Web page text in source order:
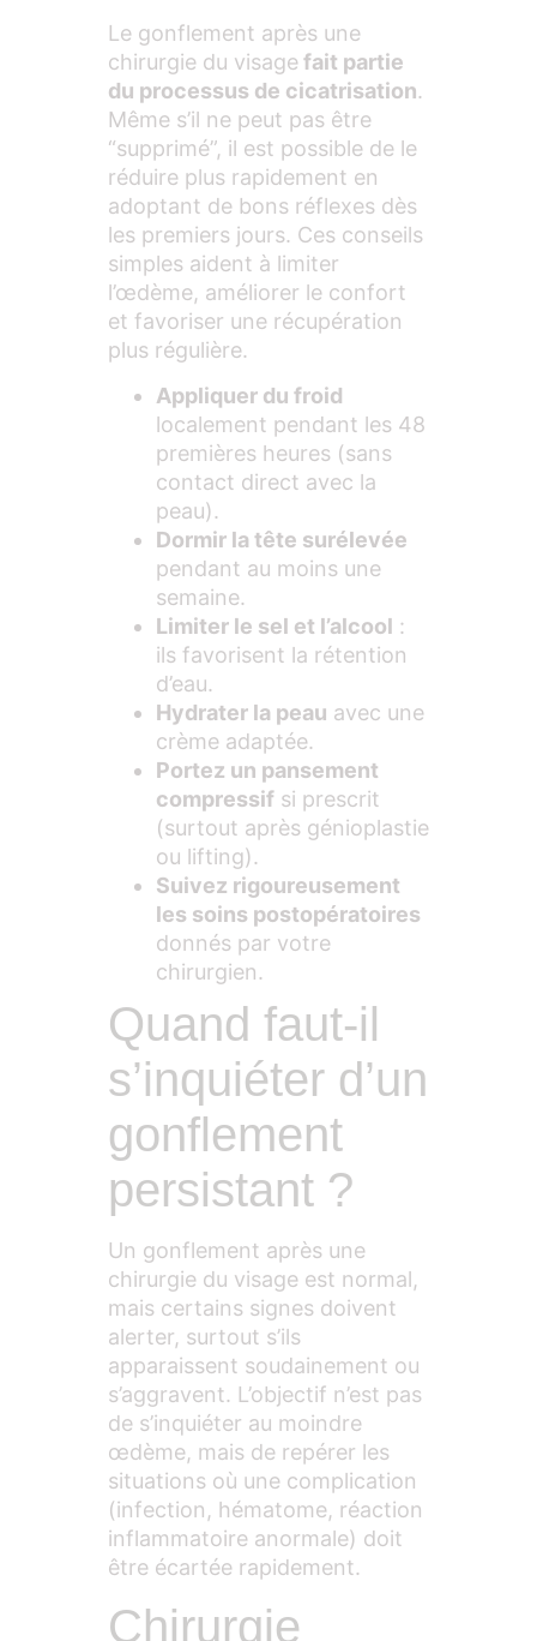
Le gonflement après une
chirurgie du visagefait partie
du processus de cicatrisation.
Même s’il ne peut pas être
“supprimé”, il est possible de le
réduire plus rapidement en
adoptant de bons réflexes dès
les premiers jours. Ces conseils
simples aident à limiter
l’œdème, améliorer le confort
et favoriser une récupération
plus régulière.
Appliquer du froid
localement pendant les 48
premières heures (sans
contact direct avec la
peau).
Dormir la tête surélevée
pendant au moins une
semaine.
Limiter le sel et l’alcool :
ils favorisent la rétention
d’eau.
Hydrater la peau avec une
crème adaptée.
Portez un pansement
compressif si prescrit
(surtout après génioplastie
ou lifting).
Suivez rigoureusement
les soins postopératoires
donnés par votre
chirurgien.
Quand faut-il
s’inquiéter d’un
gonflement
persistant ?
Un gonflement après une
chirurgie du visage est normal,
mais certains signes doivent
alerter, surtout s’ils
apparaissent soudainement ou
s’aggravent. L’objectif n’est pas
de s’inquiéter au moindre
œdème, mais de repérer les
situations où une complication
(infection, hématome, réaction
inflammatoire anormale) doit
être écartée rapidement.
Chirurgie